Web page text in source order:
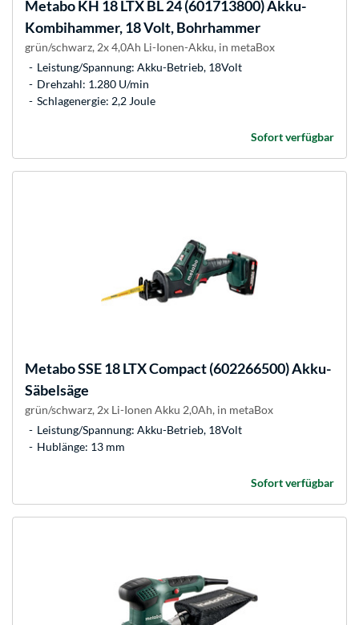
MetaboKH 18 LTX BL 24 (601713800) Akku-
Kombihammer, 18 Volt, Bohrhammer
grün/schwarz, 2x 4,0Ah Li-Ionen-Akku, in metaBox
Leistung/Spannung: Akku-Betrieb, 18Volt
Drehzahl: 1.280 U/min
Schlagenergie: 2,2 Joule
Sofort verfügbar
MetaboSSE 18 LTX Compact (602266500) Akku-
Säbelsäge
grün/schwarz, 2x Li-Ionen Akku 2,0Ah, in metaBox
Leistung/Spannung: Akku-Betrieb, 18Volt
Hublänge: 13 mm
Sofort verfügbar